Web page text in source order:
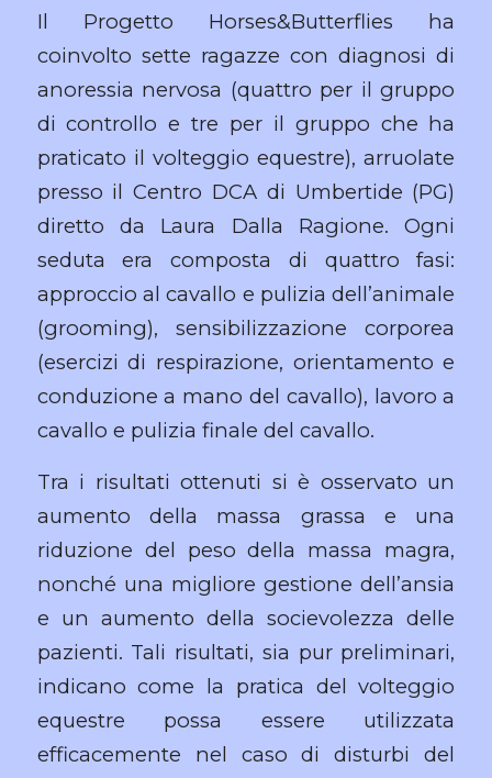
Il Progetto Horses&Butterflies ha
coinvolto sette ragazze con diagnosi di
anoressia nervosa (quattro per il gruppo
di controllo e tre per il gruppo che ha
praticato il volteggio equestre), arruolate
presso il Centro DCA di Umbertide (PG)
diretto da Laura Dalla Ragione. Ogni
seduta era composta di quattro fasi:
approccio al cavallo e pulizia dell’animale
(grooming), sensibilizzazione corporea
(esercizi di respirazione, orientamento e
conduzione a mano del cavallo), lavoro a
cavallo e pulizia finale del cavallo.
Tra i risultati ottenuti si è osservato un
aumento della massa grassa e una
riduzione del peso della massa magra,
nonché una migliore gestione dell’ansia
e un aumento della socievolezza delle
pazienti. Tali risultati, sia pur preliminari,
indicano come la pratica del volteggio
equestre possa essere utilizzata
efficacemente nel caso di disturbi del